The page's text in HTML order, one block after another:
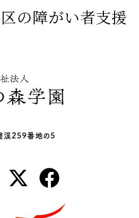
の障がい者支援
渓259番地の5